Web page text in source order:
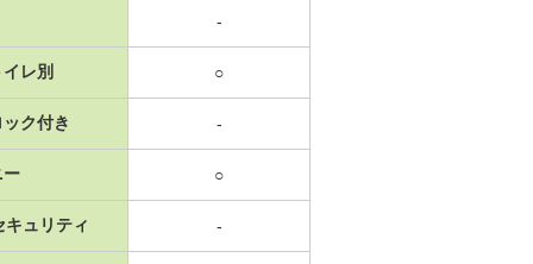
-
レ別 ○
ク付き -
ー ○
キュリティ -